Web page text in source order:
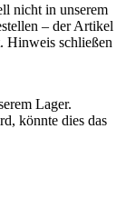
nicht in unserem
– der Artikel
Hinweis schließen
Lager.
könnte dies das